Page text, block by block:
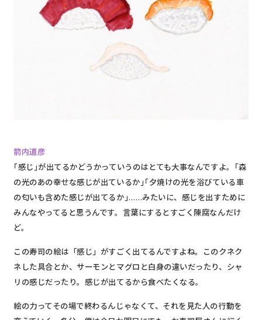
箭内道彦
｢感じ｣が出てるかどうかっていうのはとても大事なんですよ。｢森
の光のあの幸せな感じが出ているか｣｢夕焼けの光を浴びている車
の匂いも含めた感じが出てるか｣……みたいに、感じを出すために
みんなやってると思うんです。言葉にするとすごく陳腐なんだけ
ど。
この寿司の絵は「感じ」がすごく出てるんですよね。このクネク
ネした具合とか、サーモンとマグロと白身の違いだったり、シャ
リの感じだったり。感じが出てるから食べたくなる。
絵の力ってその場で終わるんじゃなくて、それを見た人の行動を